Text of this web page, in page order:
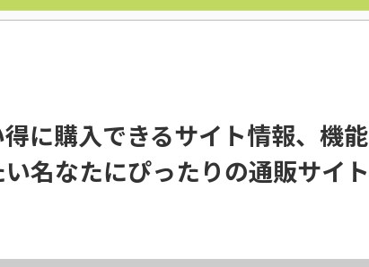
に購入できるサイト情報、機能
名なたにぴったりの通販サイト